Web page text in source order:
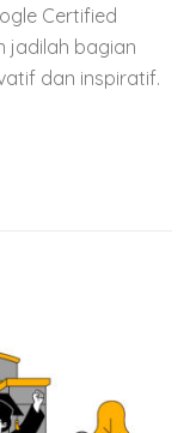
Certified
jadilah bagian
dan inspiratif.